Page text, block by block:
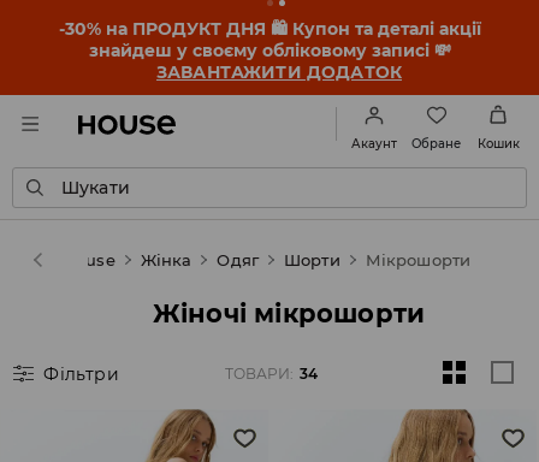
-30% на ПРОДУКТ ДНЯ 🛍️ Купон та деталі акції
знайдеш у своєму обліковому записі 💸
ЗАВАНТАЖИТИ ДОДАТОК
Акаунт Обране Кошик
Шукати
House Жінка Одяг Шорти Мікрошорти
Жіночі мікрошорти
Фільтри ТОВАРИ: 34